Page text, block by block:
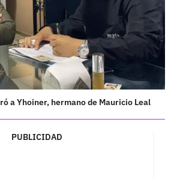
a Yhoiner, hermano de Mauricio Leal
PUBLICIDAD